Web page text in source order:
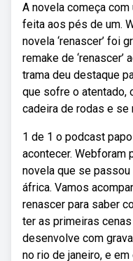
A novela começa
feita aos pés de um.
novela ‘renascer’ foi
remake de ‘renascer’
trama deu destaque
que sofre o atentado,
cadeira de rodas e se
1 de 1 o podcast
acontecer. Webforam
novela que se
áfrica. Vamos
renascer para saber
ter as primeiras
desenvolve com
no rio de janeiro, e